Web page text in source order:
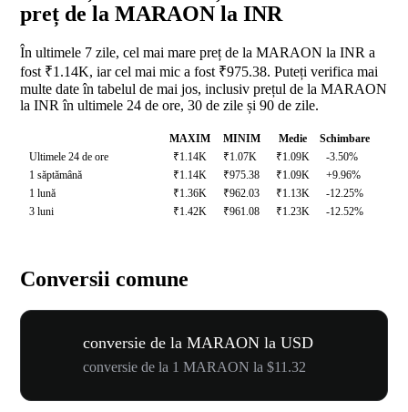
preț de la MARAON la INR
În ultimele 7 zile, cel mai mare preț de la MARAON la INR a
fost ₹1.14K, iar cel mai mic a fost ₹975.38. Puteți verifica mai
multe date în tabelul de mai jos, inclusiv prețul de la MARAON
la INR în ultimele 24 de ore, 30 de zile și 90 de zile.
MAXIM MINIM Medie
Schimbare
Ultimele 24 de ore
₹1.14K ₹1.07K ₹1.09K
-3.50%
1 săptămână
₹1.14K ₹975.38 ₹1.09K
+9.96%
1 lună
₹1.36K ₹962.03 ₹1.13K
-12.25%
3 luni
₹1.42K ₹961.08 ₹1.23K -12.52%
Conversii comune
conversie de la MARAON la USD
conversie de la 1 MARAON la $11.32